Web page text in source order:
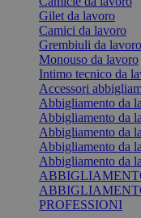
Gilet da lavoro
Camici da lavoro
Grembiuli da lavoro
Monouso da lavoro
Intimo tecnico da
Accessori
Abbigliamento da
Abbigliamento da
Abbigliamento da
Abbigliamento da
Abbigliamento da
PROFESSIONI